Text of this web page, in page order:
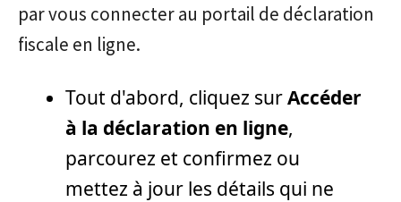
par vous connecter au portail de déclaration
fiscale en ligne.
Tout d'abord, cliquez surAccéder
à la déclaration en ligne,
parcourez et confirmez ou
mettez à jour les détails qui ne